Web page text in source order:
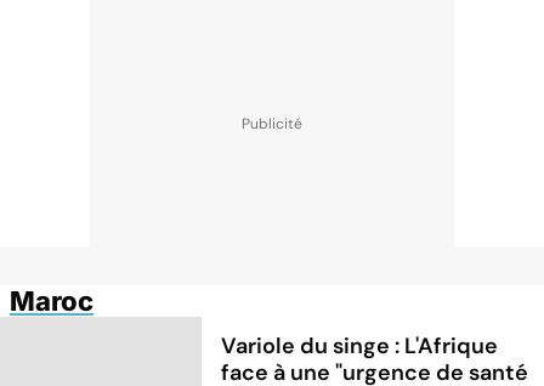
Maroc
Variole du singe : L'Afrique
face à une "urgence de santé